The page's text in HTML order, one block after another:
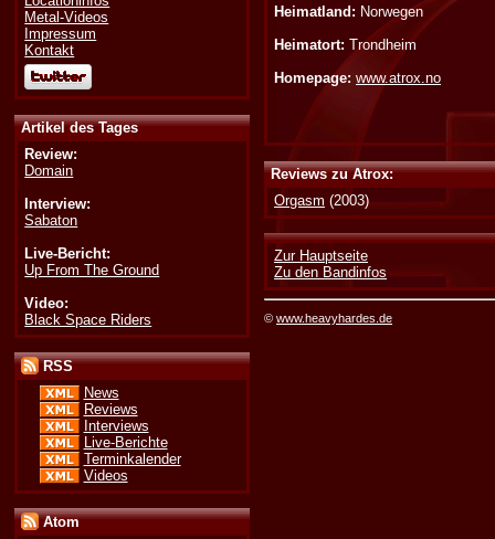
Metal-Videos
Impressum
Kontakt
Artikel des Tages
Review:
Domain
Interview:
Sabaton
Live-Bericht:
Up From The Ground
Video:
Black Space Riders
RSS
News
Reviews
Interviews
Live-Berichte
Terminkalender
Videos
Atom
Heimatland: Norwegen
Heimatort: Trondheim
Homepage: www.atrox.no
Reviews zu Atrox:
Orgasm (2003)
Zur Hauptseite
Zu den Bandinfos
©www.heavyhardes.de